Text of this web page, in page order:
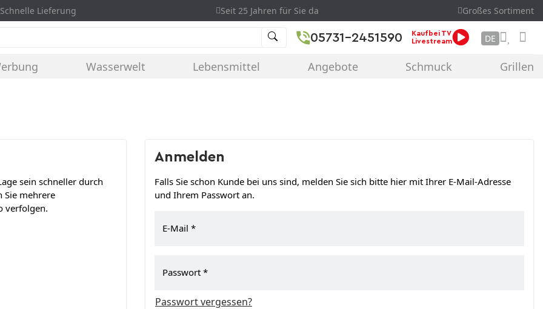
Schnelle Lieferung Seit 25 Jahren für Sie da Großes Sortiment
05731-2451590
Kaufbei TV
Livestream
DE
Wasserwelt Lebensmittel Angebote Schmuck Grillen
sein schneller durch
Sie mehrere
verfolgen.
Anmelden
Falls Sie schon Kunde bei uns sind, melden Sie sich bitte hier mit Ihrer E-Mail-Adresse
und Ihrem Passwort an.
E-Mail
Passwort
Passwort vergessen?